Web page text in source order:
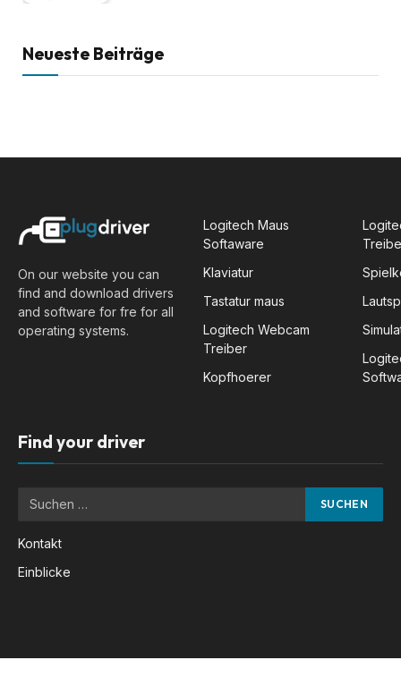
Neueste Beiträge
On our website you can
find and download drivers
and software for fre for all
operating systems.
Logitech Maus
Softaware
Klaviatur
Tastatur maus
Logitech Webcam
Treiber
Kopfhoerer
Find your driver
Kontakt
Einblicke